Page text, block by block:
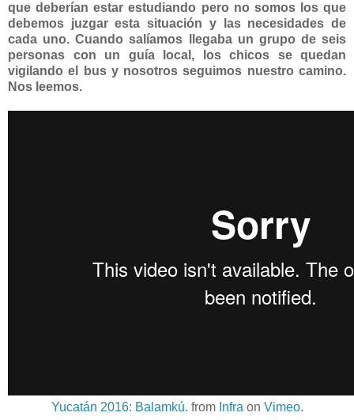
que deberían estar estudiando pero no somos los que
debemos juzgar esta situación y las necesidades de
cada uno. Cuando salíamos llegaba un grupo de seis
personas con un guía local, los chicos se quedan
vigilando el bus y nosotros seguimos nuestro camino.
Nos leemos.
Yucatán 2016: Balamkú. from Infra on Vimeo.